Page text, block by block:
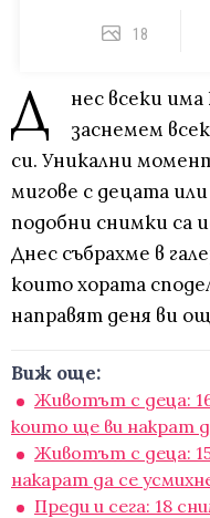
18
Д
нес всеки
заснемем
си. Уникални
мигове с децата
подобни снимки са
Днес събрахме в
които хората
направят деня ви
Виж още:
Животът с деца:
които ще ви накрат
Животът с деца:
накарат да се
Преди и сега: 18